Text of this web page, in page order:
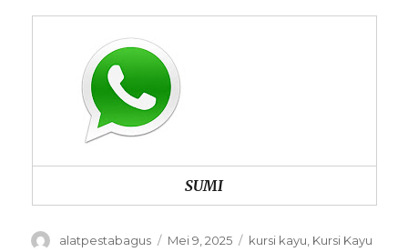
SUMI
Author
alatpestabagus
Posted
Mei 9, 2025 Categories
kursi kayu Kursi Kayu